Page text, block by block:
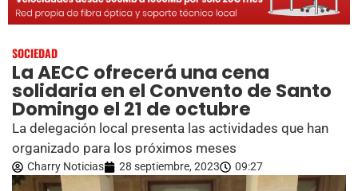
SOCIEDAD
La AECC ofrecerá una cena
solidaria en el Convento de Santo
Domingo el 21 de octubre
La delegación local presenta las actividades que han
organizado para los próximos meses
Charry Noticias 28 septiembre, 2023 09:27